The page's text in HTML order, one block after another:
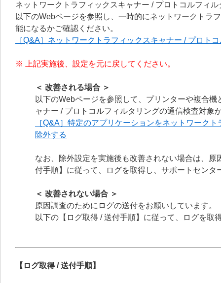
ネットワークトラフィックスキャナー / プロトコルフィ
以下のWebページを参照し、一時的にネットワークトラ
能になるかご確認ください。
［Q&A］ネットワークトラフィックスキャナー / プロト
※ 上記実施後、設定を元に戻してください。
＜ 改善される場合 ＞
以下のWebページを参照して、プリンターや複合
ャナー / プロトコルフィルタリングの通信検査対象
［Q&A］特定のアプリケーションをネットワーク
除外する
なお、除外設定を実施後も改善されない場合は、
付手順】に従って、ログを取得し、サポートセンタ
＜ 改善されない場合 ＞
原因調査のためにログの送付をお願いしています。
以下の【ログ取得 / 送付手順】に従って、ログを取
【ログ取得 / 送付手順】